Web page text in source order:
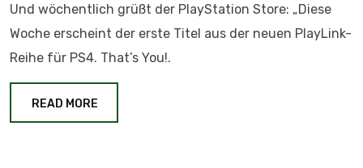
Und wöchentlich grüßt der PlayStation Store: „Diese
Woche erscheint der erste Titel aus der neuen PlayLink-
Reihe für PS4. That’s You!.
READ MORE